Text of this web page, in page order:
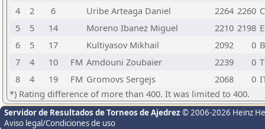
4
2 6 Uribe Arteaga Daniel 2264 2260
5
5 14 Moreno Ibanez Miguel 2210 2198
6
5 17 Kultiyasov Mikhail 2092 0
7
4 10 FM Amdouni Zoubaier 2239 0
8
4 19 FM Gromovs Sergejs 2068 0
*) Rating difference of more than 400. It was limited to 400.
Servidor de Resultados de Torneos de Ajedrez © 2006-2026 Heinz
Aviso legal/Condiciones de uso